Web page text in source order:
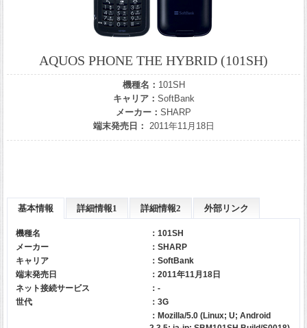
AQUOS PHONE THE HYBRID (101SH)
機種名： 101SH
キャリア： SoftBank
メーカー： SHARP
端末発売日： 2011年11月18日
基本情報 詳細情報1 詳細情報2 外部リンク
機種名
：101SH
メーカー
： SHARP
キャリア
： SoftBank
端末発売日
：2011年11月18日
ネット接続サービス
：-
世代
：3G
：Mozilla/5.0 (Linux; U; Android